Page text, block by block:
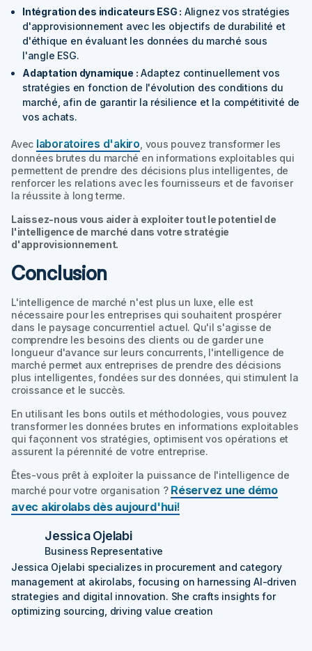
Intégration des indicateurs ESG : Alignez vos stratégies
d'approvisionnement avec les objectifs de durabilité et
d'éthique en évaluant les données du marché sous
l'angle ESG.
Adaptation dynamique : Adaptez continuellement vos
stratégies en fonction de l'évolution des conditions du
marché, afin de garantir la résilience et la compétitivité de
vos achats.
Avec laboratoires d'akiro , vous pouvez transformer les
données brutes du marché en informations exploitables qui
permettent de prendre des décisions plus intelligentes, de
renforcer les relations avec les fournisseurs et de favoriser
la réussite à long terme.
Laissez-nous vous aider à exploiter tout le potentiel de
l'intelligence de marché dans votre stratégie
d'approvisionnement.
Conclusion
L'intelligence de marché n'est plus un luxe, elle est
nécessaire pour les entreprises qui souhaitent prospérer
dans le paysage concurrentiel actuel. Qu'il s'agisse de
comprendre les besoins des clients ou de garder une
longueur d'avance sur leurs concurrents, l'intelligence de
marché permet aux entreprises de prendre des décisions
plus intelligentes, fondées sur des données, qui stimulent la
croissance et le succès.
En utilisant les bons outils et méthodologies, vous pouvez
transformer les données brutes en informations exploitables
qui façonnent vos stratégies, optimisent vos opérations et
assurent la pérennité de votre entreprise.
Êtes-vous prêt à exploiter la puissance de l'intelligence de
marché pour votre organisation ? Réservez une démo
avec akirolabs dès aujourd'hui!
Jessica Ojelabi
Business Representative
Jessica Ojelabi specializes in procurement and category
management at akirolabs, focusing on harnessing AI-driven
strategies and digital innovation. She crafts insights for
optimizing sourcing, driving value creation